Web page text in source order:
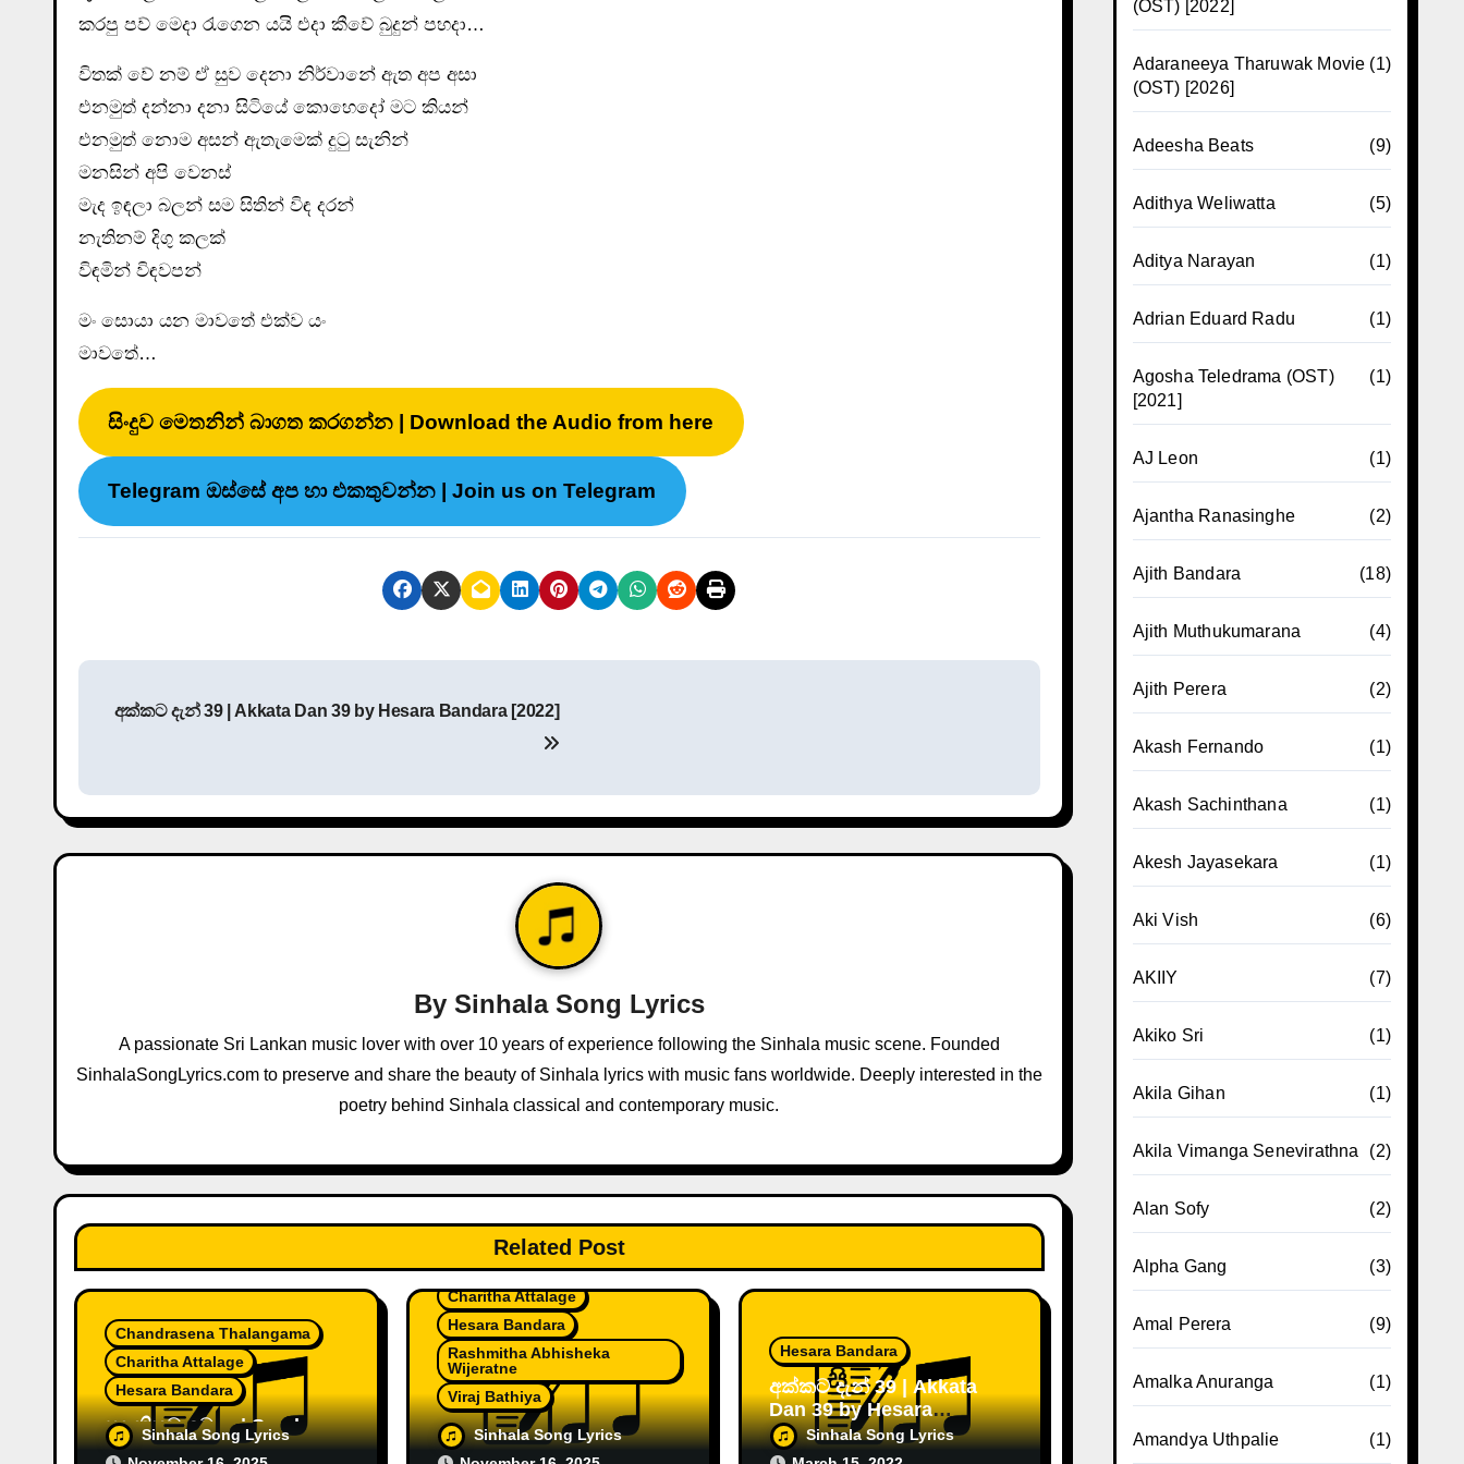
කරපු පව් මෙදා රැගෙන යයි එදා කීවේ බුදුන් පහදා…
විතක් වේ නම් ඒ සුව දෙනා නිර්වානේ ඇත අප අසා
එනමුත් දන්නා දනා සිටියේ කොහෙදෝ මට කියන්
එනමුත් නොම අසන් ඇතැමෙක් දුටු සැනින්
මනසින් අපි වෙනස්
මැද ඉඳලා බලන් සම සිතින් විඳ දරන්
නැතිනම් දිගු කලක්
විඳමින් විඳවපන්
මං සොයා යන මාවතේ එක්ව යං
මාවතේ…
සිංදුව මෙතනින් බාගත කරගන්න | Download the Audio from here
Telegram ඔස්සේ අප හා එකතුවන්න | Join us on Telegram
t
n
a
i
o
n
අක්කට දැන් 39 | Akkata Dan 39 by Hesara Bandara [2022]
By Sinhala Song Lyrics
A passionate Sri Lankan music lover with over 10 years of experience following the Sinhala music scene. Founded
SinhalaSongLyrics.com to preserve and share the beauty of Sinhala lyrics with music fans worldwide. Deeply interested in the
poetry behind Sinhala classical and contemporary music.
Related Post
Chandrasena Thalangama
Charitha Attalage
Hesara Bandara
සද නිහඩ වෙලා | Sanda
Nihanda Wela by Charitha
Sinhala Song Lyrics
Asanka Ruwan Sagara
Charitha Attalage
Hesara Bandara
Rashmitha Abhisheka
Wijeratne
Viraj Bathiya
ඕම්කාරය | Omkaraya by
Charitha Attalage ft.
Sinhala Song Lyrics
Hesara Bandara
අක්කට දැන් 39 | Akkata
Dan 39 by Hesara
Bandara [2022]
Sinhala Song Lyrics
(OST) [2022]
Adaraneeya Tharuwak Movie
(OST) [2026]
(1)
Adeesha Beats (9)
Adithya Weliwatta (5)
Aditya Narayan (1)
Adrian Eduard Radu (1)
Agosha Teledrama (OST)
[2021]
(1)
AJ Leon (1)
Ajantha Ranasinghe (2)
Ajith Bandara (18)
Ajith Muthukumarana (4)
Ajith Perera (2)
Akash Fernando (1)
Akash Sachinthana (1)
Akesh Jayasekara (1)
Aki Vish (6)
AKIIY (7)
Akiko Sri (1)
Akila Gihan (1)
Akila Vimanga Senevirathna (2)
Alan Sofy (2)
Alpha Gang (3)
Amal Perera (9)
Amalka Anuranga (1)
Amandya Uthpalie (1)